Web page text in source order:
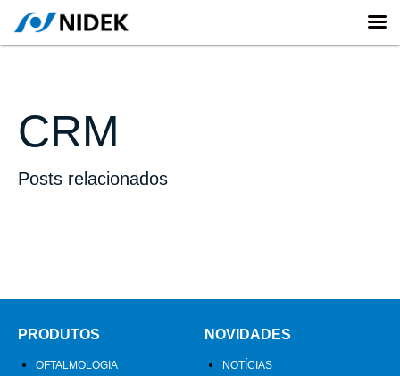
CRM
Posts relacionados
PRODUTOS
OFTALMOLOGIA
NOVIDADES
NOTÍCIAS